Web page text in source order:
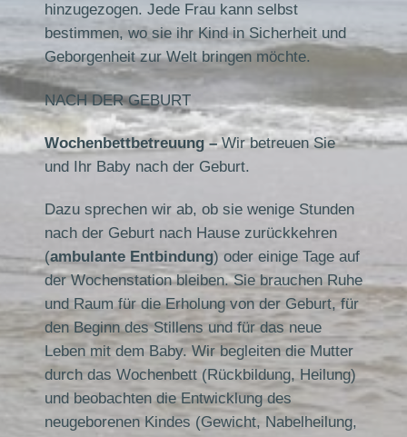
hinzugezogen. Jede Frau kann selbst
bestimmen, wo sie ihr Kind in Sicherheit und
Geborgenheit zur Welt bringen möchte.
NACH DER GEBURT
Wochenbettbetreuung –Wir betreuen Sie
und Ihr Baby nach der Geburt.
Dazu sprechen wir ab, ob sie wenige Stunden
nach der Geburt nach Hause zurückkehren
(ambulante Entbindung) oder einige Tage auf
der Wochenstation bleiben. Sie brauchen Ruhe
und Raum für die Erholung von der Geburt, für
den Beginn des Stillens und für das neue
Leben mit dem Baby. Wir begleiten die Mutter
durch das Wochenbett (Rückbildung, Heilung)
und beobachten die Entwicklung des
neugeborenen Kindes (Gewicht, Nabelheilung,